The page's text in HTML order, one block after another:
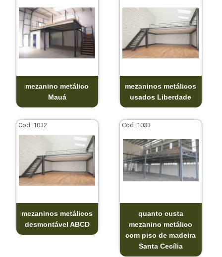
mezanino metálico
Mauá
mezaninos metálicos
usados Liberdade
Cod.:1032
mezaninos metálicos
desmontável ABCD
Cod.:1033
quanto custa
mezanino metálico
com piso de madeira
Santa Cecília